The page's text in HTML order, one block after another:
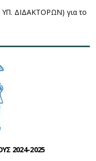
ΔΙΔΑΚΤΟΡΩΝ) για το
2024-2025